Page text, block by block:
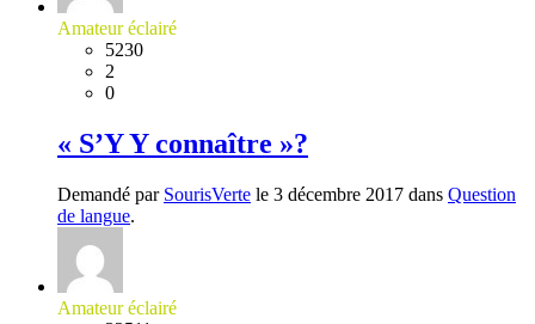
Amateur éclairé
5230
2
0
« S’Y Y connaître »?
Demandé par SourisVerte le 3 décembre 2017 dans Question
de langue.
Amateur éclairé